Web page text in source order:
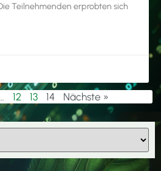
Teilnehmenden erprobten sich
12 13 14 Nächste »